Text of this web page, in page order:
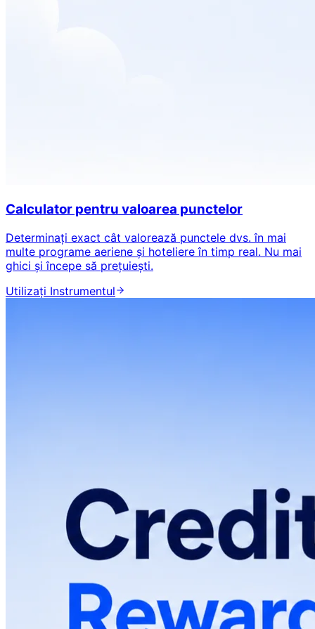
Calculator pentru valoarea punctelor
Determinați exact cât valorează punctele dvs. în mai
multe programe aeriene și hoteliere în timp real. Nu mai
ghici și începe să prețuiești.
Utilizați Instrumentul